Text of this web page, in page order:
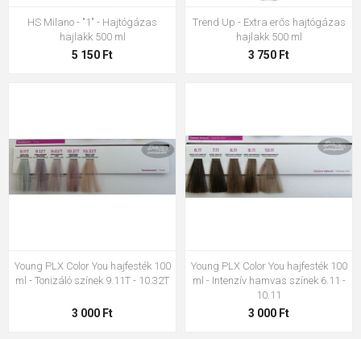
HS Milano - "1" - Hajtógázas
hajlakk 500 ml
5 150 Ft
Trend Up - Extra erős hajtógázas
hajlakk 500 ml
3 750 Ft
Young PLX Color You hajfesték 100
ml - Tonizáló színek 9.11T - 10.32T
3 000 Ft
Young PLX Color You hajfesték 100
ml - Intenzív hamvas színek 6.11 -
10.11
3 000 Ft